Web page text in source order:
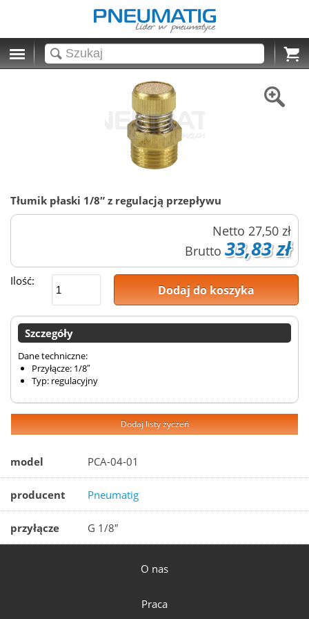
Cart
Tłumik płaski 1/8″ z regulacją przepływu
Netto 27,50 zł
Brutto 33,83 zł
Ilość:
Dodaj do koszyka
Szczegóły
Dane techniczne:
Przyłącze: 1/8″
Typ: regulacyjny
Dodaj listy życzeń
model PCA-04-01
producent Pneumatig
przyłącze G 1/8″
O nas
Praca